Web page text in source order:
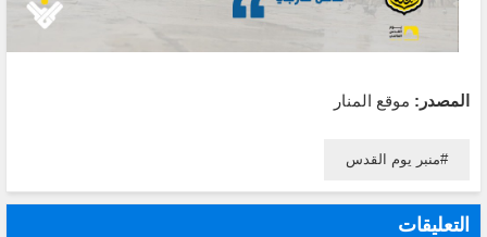
المصدر: موقع المنار
منبر يوم القدس
التعليقات